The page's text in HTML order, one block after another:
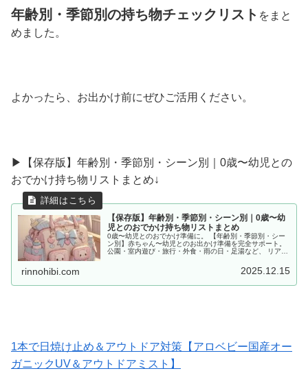
年齢別・季節別の持ち物チェックリスト をまと
めました。
よかったら、お出かけ前にぜひご活用ください。
▶︎【保存版】年齢別・季節別・シーン別｜0歳〜幼児との
おでかけ持ち物リストまとめ↓
【保存版】年齢別・季節別・シーン別｜0歳〜幼
児とのおでかけ持ち物リストまとめ
0歳〜幼児とのおでかけ準備に。 【年齢別・季節別・シー
ン別】赤ちゃん〜幼児とのお出かけ準備を完全サポート。
公園・室内遊び・旅行・外食・雨の日・足湯など、 リアル
rinnohibi.com 2025.12.15
1本で日焼け止め＆アウトドア対策【アロベビー国産オー
ガニックUV＆アウトドアミスト】